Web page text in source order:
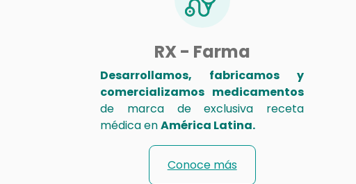
RX - Farma
Desarrollamos, fabricamos y
comercializamos medicamentos
de marca de exclusiva receta
médica enAmérica Latina.
Conoce más